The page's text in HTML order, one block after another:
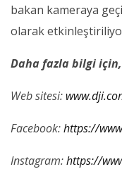
bakan kameraya
olarak
Daha fazla bilgi
Web sitesi:
Facebook:https://
Instagram:https://